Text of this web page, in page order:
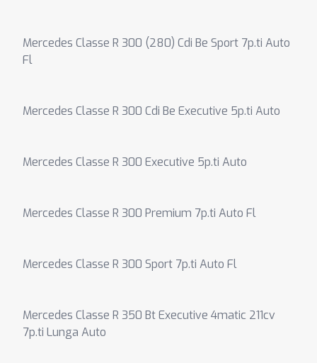
Mercedes Classe R 300 (280) Cdi Be Sport 7p.ti Auto
Fl
Mercedes Classe R 300 Cdi Be Executive 5p.ti Auto
Mercedes Classe R 300 Executive 5p.ti Auto
Mercedes Classe R 300 Premium 7p.ti Auto Fl
Mercedes Classe R 300 Sport 7p.ti Auto Fl
Mercedes Classe R 350 Bt Executive 4matic 211cv
7p.ti Lunga Auto